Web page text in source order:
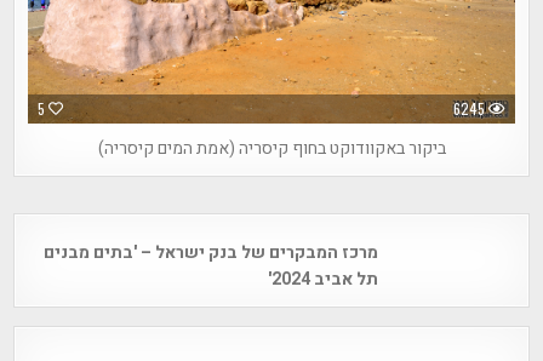
5 6245
ביקור באקוודוקט בחוף קיסריה (אמת המים קיסריה)
navigationמרכז המבקרים של בנק ישראל – 'בתים מבנים
תל אביב 2024'